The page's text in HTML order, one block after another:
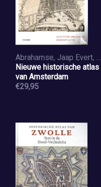
Abrahamse, Jaap Evert, Rutte, Reinout
Nieuwe historische atlas
van Amsterdam
€29,95